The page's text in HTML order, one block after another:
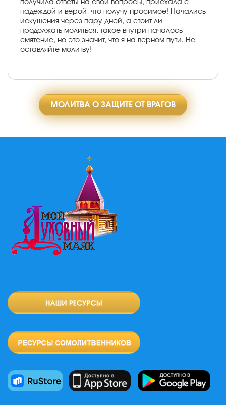
получила ответы на свои вопросы, приехала с
надеждой и верой, что получу просимое! Начались
искушения через пару дней, а стоит ли
продолжать молиться, такое внутри началось
смятение, но это значит, что я на верном пути. Не
оставляйте молитву!
МОЛИТВА О ЗАЩИТЕ ОТ ВРАГОВ